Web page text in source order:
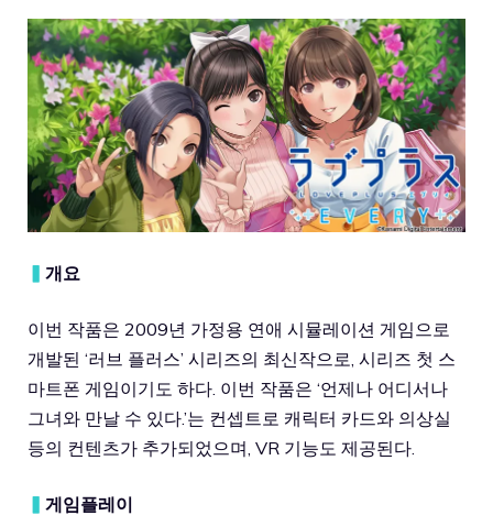
▍ 개요
이번 작품은 2009년 가정용 연애 시뮬레이션 게임으로
개발된 ‘러브 플러스’ 시리즈의 최신작으로, 시리즈 첫 스
마트폰 게임이기도 하다. 이번 작품은 ‘언제나 어디서나
그녀와 만날 수 있다.’는 컨셉트로 캐릭터 카드와 의상실
등의 컨텐츠가 추가되었으며, VR 기능도 제공된다.
▍ 게임플레이